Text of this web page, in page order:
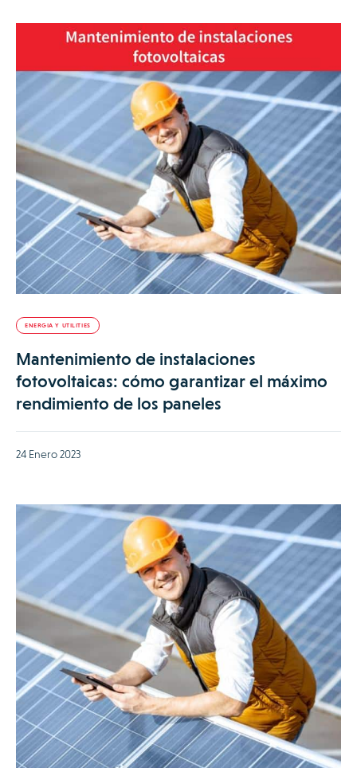
ENERGIA Y UTILITIES
Mantenimiento de instalaciones
fotovoltaicas: cómo garantizar el máximo
rendimiento de los paneles
24 Enero 2023